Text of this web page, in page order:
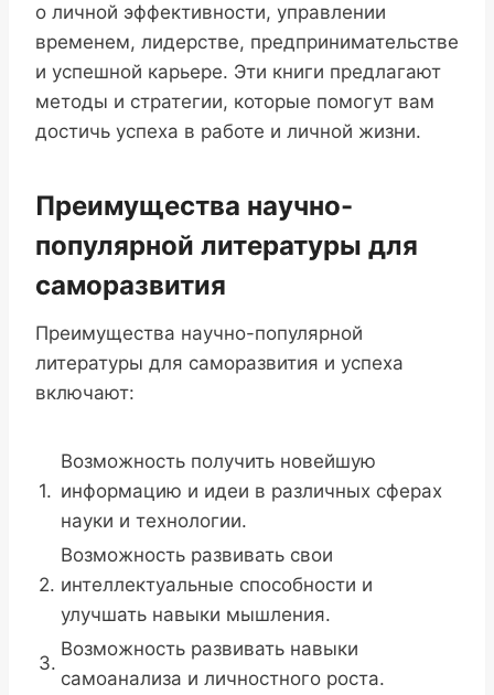
о личной эффективности, управлении
временем, лидерстве, предпринимательстве
и успешной карьере. Эти книги предлагают
методы и стратегии, которые помогут вам
достичь успеха в работе и личной жизни.
Преимущества научно-
популярной литературы для
саморазвития
Преимущества научно-популярной
литературы для саморазвития и успеха
включают:
1.
Возможность получить новейшую
информацию и идеи в различных сферах
науки и технологии.
2.
Возможность развивать свои
интеллектуальные способности и
улучшать навыки мышления.
3.
Возможность развивать навыки
самоанализа и личностного роста.